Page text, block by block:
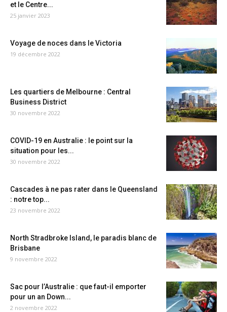
et le Centre...
25 janvier 2023
Voyage de noces dans le Victoria
19 décembre 2022
Les quartiers de Melbourne : Central
Business District
30 novembre 2022
COVID-19 en Australie : le point sur la
situation pour les...
30 novembre 2022
Cascades à ne pas rater dans le Queensland
: notre top...
23 novembre 2022
North Stradbroke Island, le paradis blanc de
Brisbane
9 novembre 2022
Sac pour l’Australie : que faut-il emporter
pour un an Down...
2 novembre 2022